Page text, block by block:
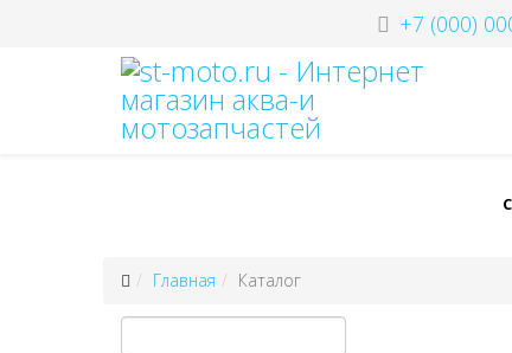
+7 (000)
Главная Каталог